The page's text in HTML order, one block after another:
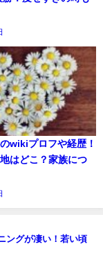
wikiプロフや経歴！
はどこ？家族につ
ングが凄い！若い頃